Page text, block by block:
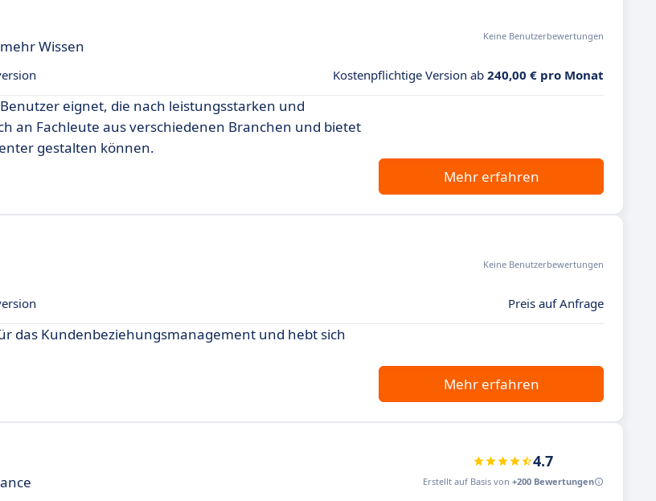
Wissen
Keine Benutzerbewertungen
Kostenpflichtige Version ab 240,00 € pro Monat
eignet, die nach leistungsstarken und
an Fachleute aus verschiedenen Branchen und bietet
gestalten können.
Mehr erfahren
Keine Benutzerbewertungen
Preis auf Anfrage
das Kundenbeziehungsmanagement und hebt sich
Mehr erfahren
4.7
Erstellt auf Basis von +200 Bewertungen